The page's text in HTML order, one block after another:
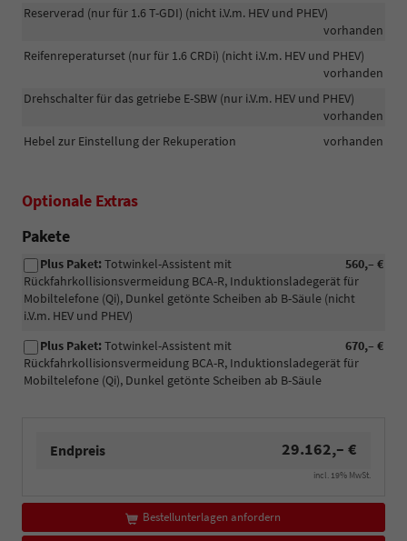
Reserverad (nur für 1.6 T-GDI) (nicht i.V.m. HEV und PHEV)
vorhanden
Reifenreperaturset (nur für 1.6 CRDi) (nicht i.V.m. HEV und PHEV)
vorhanden
Drehschalter für das getriebe E-SBW (nur i.V.m. HEV und PHEV)
vorhanden
Hebel zur Einstellung der Rekuperation
vorhanden
Optionale Extras
Pakete
560,– €
Plus Paket:Totwinkel-Assistent mit
Rückfahrkollisionsvermeidung BCA-R, Induktionsladegerät für
Mobiltelefone (Qi), Dunkel getönte Scheiben ab B-Säule (nicht
i.V.m. HEV und PHEV)
670,– €
Plus Paket:Totwinkel-Assistent mit
Rückfahrkollisionsvermeidung BCA-R, Induktionsladegerät für
Mobiltelefone (Qi), Dunkel getönte Scheiben ab B-Säule
Endpreis 29.162,– €
incl. 19% MwSt.
Bestellunterlagen anfordern